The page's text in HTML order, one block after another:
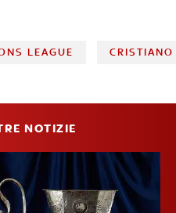
LEAGUE
NOTIZIE